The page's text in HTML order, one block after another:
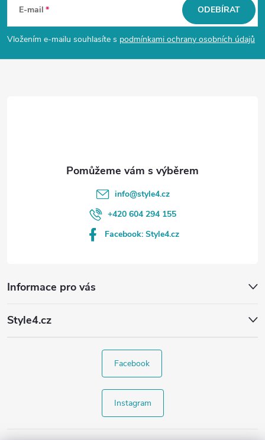
p
a
E-mail
Vložením e-mailu souhlasíte s podmínkami ochrany osobních údajů
ODEBÍRAT
Informace pro vás
Style4.cz
info@style4.cz
+420 604 294 155
Facebook: Style4.cz
Facebook
Instagram